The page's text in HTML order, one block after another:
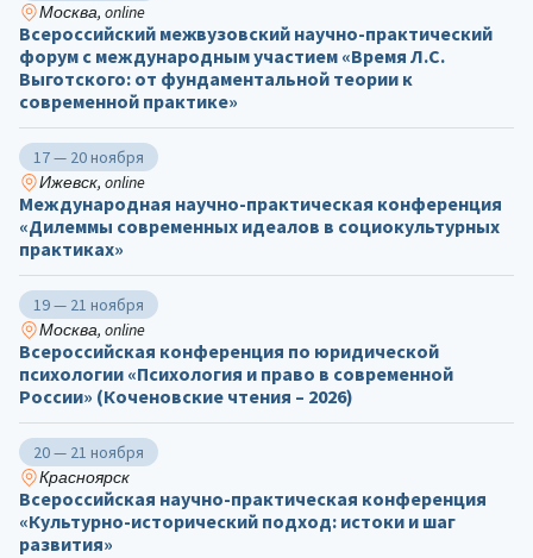
Москва, online
Всероссийский межвузовский научно-практический
форум с международным участием «Время Л.С.
Выготского: от фундаментальной теории к
современной практике»
17 — 20 ноября
Ижевск, online
Международная научно-практическая конференция
«Дилеммы современных идеалов в социокультурных
практиках»
19 — 21 ноября
Москва, online
Всероссийская конференция по юридической
психологии «Психология и право в современной
России» (Коченовские чтения – 2026)
20 — 21 ноября
Красноярск
Всероссийская научно-практическая конференция
«Культурно-исторический подход: истоки и шаг
развития»